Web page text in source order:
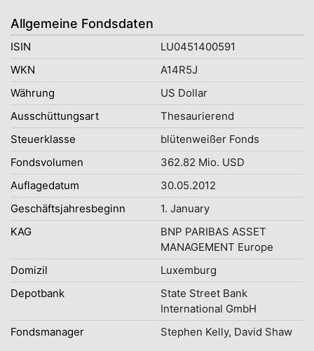
Allgemeine Fondsdaten
ISIN
LU0451400591
WKN
A14R5J
Währung
US Dollar
Ausschüttungsart
Thesaurierend
Steuerklasse
blütenweißer Fonds
Fondsvolumen
362.82 Mio. USD
Auflagedatum
30.05.2012
Geschäftsjahresbeginn
1. January
KAG
BNP PARIBAS ASSET
MANAGEMENT Europe
Domizil
Luxemburg
Depotbank
State Street Bank
International GmbH
Fondsmanager
Stephen Kelly, David Shaw